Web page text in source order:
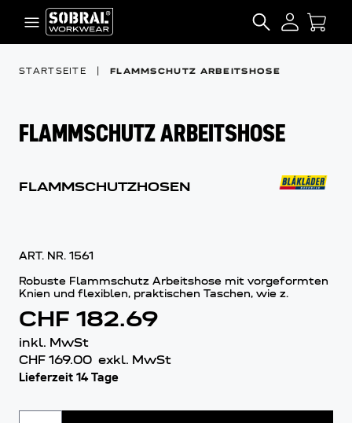
Zum Inhalt springen
SEARCH
STARTSEITE FLAMMSCHUTZ ARBEITSHOSE
FLAMMSCHUTZ ARBEITSHOSE
FLAMMSCHUTZHOSEN
ART. NR. 1561
Robuste Flammschutz Arbeitshose mit vorgeformten
Knien und flexiblen, praktischen Taschen, wie z.
CHF 182.69
inkl. MwSt
CHF 169.00 exkl. MwSt
Lieferzeit 14 Tage